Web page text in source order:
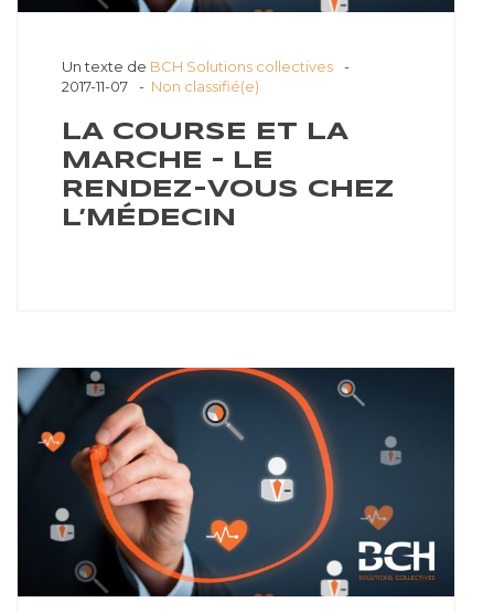
Un texte de BCH Solutions collectives
2017-11-07
Non classifié(e)
LA COURSE ET LA
MARCHE – LE
RENDEZ-VOUS CHEZ
L’MÉDECIN